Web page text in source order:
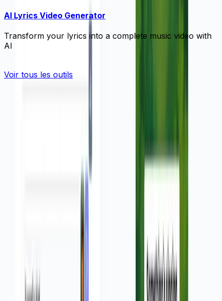
AI Lyrics Video Generator
Transform your lyrics into a complete music video with
AI
Voir tous les outils
et vous aide à les adapter pour vos propres vidéos,